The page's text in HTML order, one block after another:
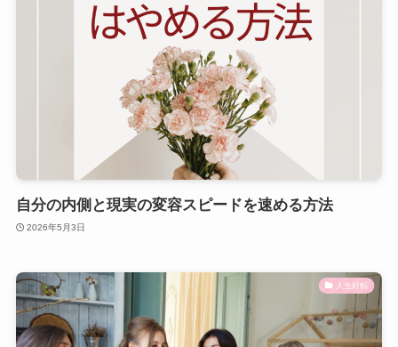
自分の内側と現実の変容スピードを速める方法
2026年5月3日
人生好転